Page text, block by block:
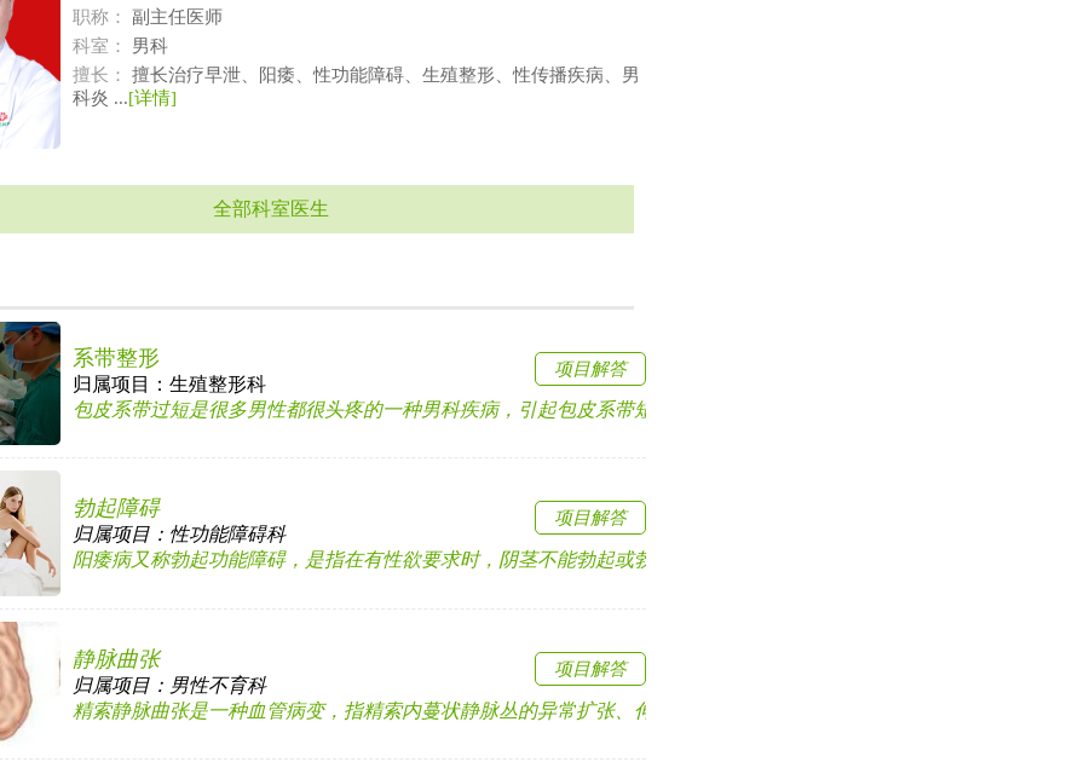
职称：
副主任医师
科室：
男科
擅长：
擅长治疗早泄、阳痿、性功能障碍、生殖整形、性传播疾病、男
科炎 ...[详情]
全部科室医生
系带整形
归属项目：生殖整形科
包皮系带过短是很多男性都很头疼的一种男科疾病，引起包皮系带短的原因可.....
项目解答
勃起障碍
归属项目： 性功能障碍科
阳痿病又称勃起功能障碍，是指在有性欲要求时，阴茎不能勃起或勃起不坚，或者.....
项目解答
静脉曲张
归属项目： 男性不育科
精索静脉曲张是一种血管病变，指精索内蔓状静脉丛的异常扩张、伸长和迂曲.....
项目解答